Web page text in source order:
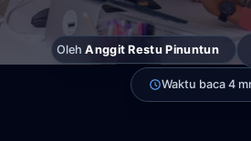
OlehAnggit Restu Pinuntun
Waktu baca 4